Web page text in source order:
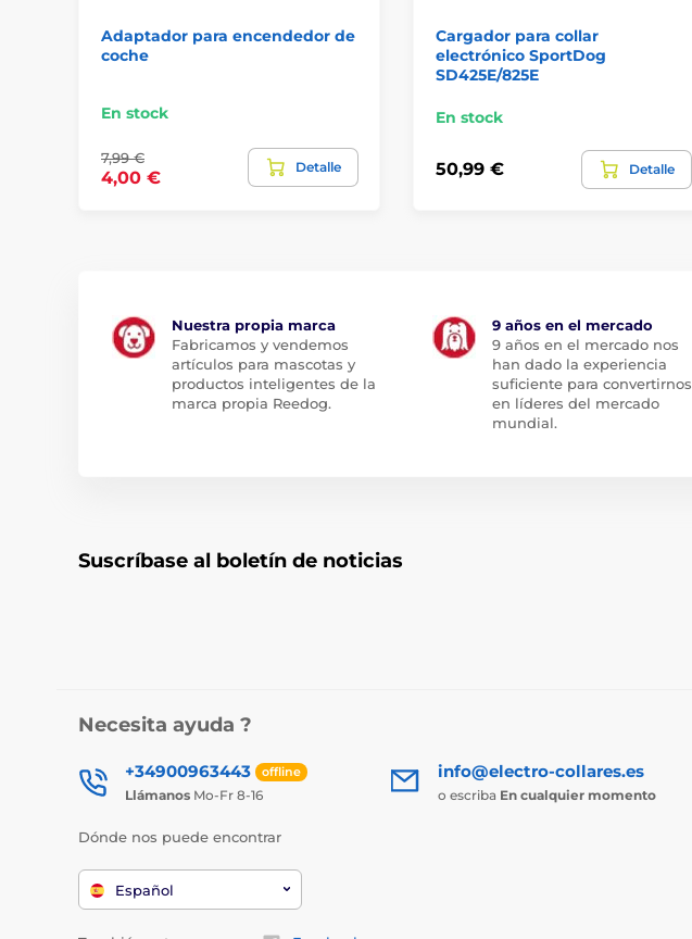
Adaptador para encendedor de
coche
En stock
7,99 €
4,00 €
Detalle
Cargador para collar
electrónico SportDog
SD425E/825E
En stock
50,99 € Detalle
Nuestra propia marca
Fabricamos y vendemos
artículos para mascotas y
productos inteligentes de la
marca propia Reedog.
9 años en el mercado
9 años en el mercado nos
han dado la experiencia
suficiente para convertirnos
en líderes del mercado
mundial.
Suscríbase al boletín de noticias
Necesita ayuda ?
+34900963443 offline
Llámanos Mo-Fr 8-16
info@electro-collares.es
o escriba En cualquier momento
Dónde nos puede encontrar
Español